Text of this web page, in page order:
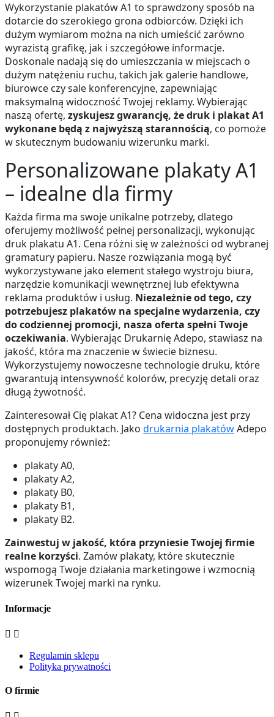
Wykorzystanie plakatów A1 to sprawdzony sposób na
dotarcie do szerokiego grona odbiorców. Dzięki ich
dużym wymiarom można na nich umieścić zarówno
wyrazistą grafikę, jak i szczegółowe informacje.
Doskonale nadają się do umieszczania w miejscach o
dużym natężeniu ruchu, takich jak galerie handlowe,
biurowce czy sale konferencyjne, zapewniając
maksymalną widoczność Twojej reklamy. Wybierając
naszą ofertę, zyskujesz gwarancję, że druk i plakat A1
wykonane będą z najwyższą starannością, co pomoże
w skutecznym budowaniu wizerunku marki.
Personalizowane plakaty A1
– idealne dla firmy
Każda firma ma swoje unikalne potrzeby, dlatego
oferujemy możliwość pełnej personalizacji, wykonując
druk plakatu A1. Cena różni się w zależności od wybranej
gramatury papieru. Nasze rozwiązania mogą być
wykorzystywane jako element stałego wystroju biura,
narzędzie komunikacji wewnętrznej lub efektywna
reklama produktów i usług. Niezależnie od tego, czy
potrzebujesz plakatów na specjalne wydarzenia, czy
do codziennej promocji, nasza oferta spełni Twoje
oczekiwania. Wybierając Drukarnię Adepo, stawiasz na
jakość, która ma znaczenie w świecie biznesu.
Wykorzystujemy nowoczesne technologie druku, które
gwarantują intensywność kolorów, precyzję detali oraz
długą żywotność.
Zainteresował Cię plakat A1? Cena widoczna jest przy
dostępnych produktach. Jako drukarnia plakatówAdepo
proponujemy również:
plakaty A0,
plakaty A2,
plakaty B0,
plakaty B1,
plakaty B2.
Zainwestuj w jakość, która przyniesie Twojej firmie
realne korzyści. Zamów plakaty, które skutecznie
wspomogą Twoje działania marketingowe i wzmocnią
wizerunek Twojej marki na rynku.
Informacje
 
Regulamin sklepu
Polityka prywatności
O firmie